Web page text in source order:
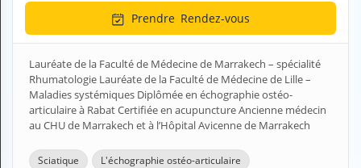
Professionnel de santé
Prendre Rendez-vous
Lauréate de la Faculté de Médecine de Marrakech – spécialité
Rhumatologie Lauréate de la Faculté de Médecine de Lille –
Maladies systémiques Diplômée en échographie ostéo-
articulaire à Rabat Certifiée en acupuncture Ancienne médecin
au CHU de Marrakech et à l’Hôpital Avicenne de Marrakech
Sciatique
L'échographie ostéo-articulaire